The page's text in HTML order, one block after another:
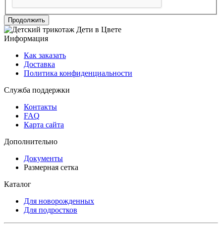
Продолжить
Информация
Как заказать
Доставка
Политика конфиденциальности
Служба поддержки
Контакты
FAQ
Карта сайта
Дополнительно
Документы
Размерная сетка
Каталог
Для новорожденных
Для подростков